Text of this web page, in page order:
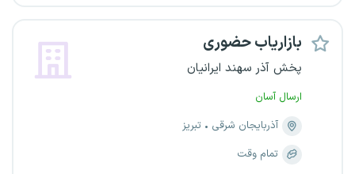
بازاریاب حضوری
پخش آذر سهند ایرانیان
ارسال آسان
آذربایجان شرقی
تبریز
تمام وقت